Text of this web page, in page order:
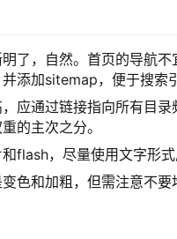
了，自然。首页的导航
添加sitemap，便于搜索
应通过链接指向所有目
的主次之分。
flash，尽量使用文字形式
色和加粗，但需注意不